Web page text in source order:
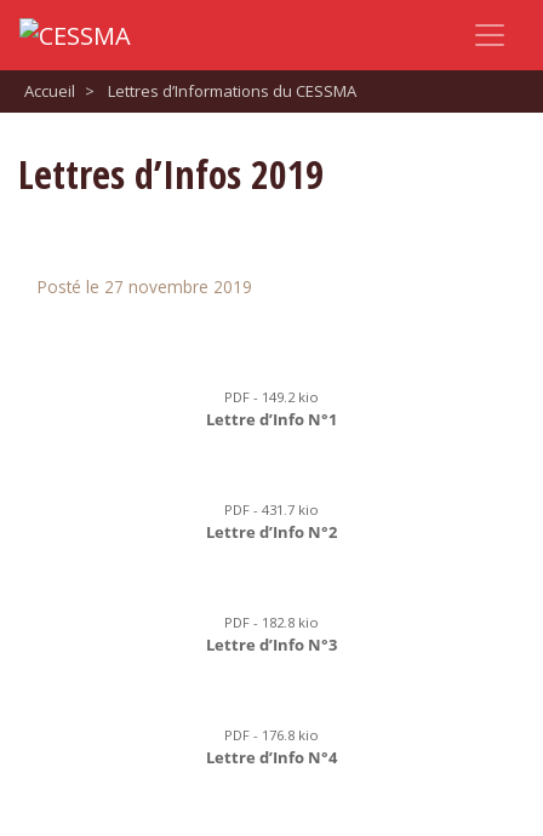
Accueil > Lettres d’Informations du CESSMA
Lettres d’Infos 2019
Posté le 27 novembre 2019
PDF - 149.2 kio
Lettre d’Info N°1
PDF - 431.7 kio
Lettre d’Info N°2
PDF - 182.8 kio
Lettre d’Info N°3
PDF - 176.8 kio
Lettre d’Info N°4